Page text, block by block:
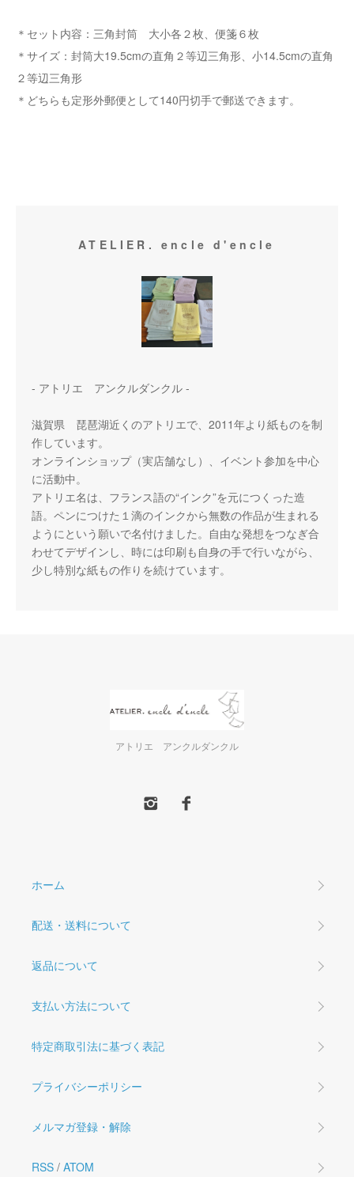
＊セット内容：三角封筒 大小各２枚、便箋６枚
＊サイズ：封筒大19.5cmの直角２等辺三角形、小14.5cmの直角
２等辺三角形
＊どちらも定形外郵便として140円切手で郵送できます。
ATELIER. encle d'encle
- アトリエ アンクルダンクル -
滋賀県 琵琶湖近くのアトリエで、2011年より紙ものを制
作しています。
オンラインショップ（実店舗なし）、イベント参加を中心
に活動中。
アトリエ名は、フランス語の“インク”を元につくった造
語。ペンにつけた１滴のインクから無数の作品が生まれる
ようにという願いで名付けました。自由な発想をつなぎ合
わせてデザインし、時には印刷も自身の手で行いながら、
少し特別な紙もの作りを続けています。
アトリエ アンクルダンクル
ホーム
配送・送料について
返品について
支払い方法について
特定商取引法に基づく表記
プライバシーポリシー
メルマガ登録・解除
RSS / ATOM